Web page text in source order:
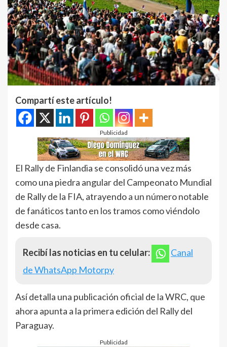
Compartí este artículo!
Publicidad
El Rally de Finlandia se consolidó una vez más
como una piedra angular del Campeonato Mundial
de Rally de la FIA, atrayendo a un número notable
de fanáticos tanto en los tramos como viéndolo
desde casa.
Recibí las noticias en tu celular:
Canal
de WhatsApp Motorpy
Así detalla una publicación oficial de la WRC, que
ahora apunta a la primera edición del Rally del
Paraguay.
Publicidad